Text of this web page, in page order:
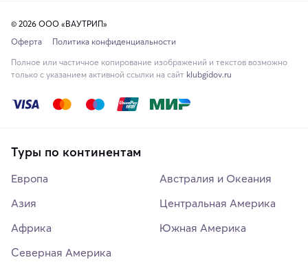
© 2026 ООО «ВАУТРИП»
Оферта
Политика конфиденциальности
Полное или частичное копирование изображений и текстов возможно
только с указанием активной ссылки на сайт klubgidov.ru
Туры по континентам
Европа
Азия
Африка
Северная Америка
Австралия и Океания
Центральная Америка
Южная Америка